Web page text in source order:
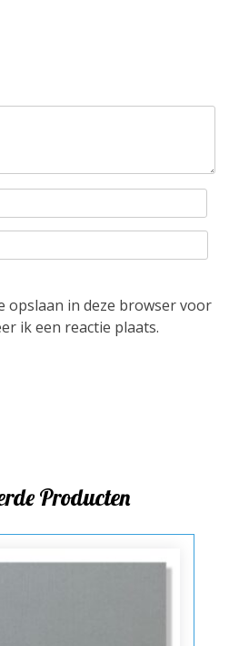
opslaan in deze browser voor
ik een reactie plaats.
Producten